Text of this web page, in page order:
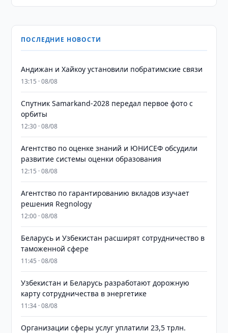
ПОСЛЕДНИЕ НОВОСТИ
Андижан и Хайкоу установили побратимские связи
13:15 · 08/08
Спутник Samarkand-2028 передал первое фото с
орбиты
12:30 · 08/08
Агентство по оценке знаний и ЮНИСЕФ обсудили
развитие системы оценки образования
12:15 · 08/08
Агентство по гарантированию вкладов изучает
решения Regnology
12:00 · 08/08
Беларусь и Узбекистан расширят сотрудничество в
таможенной сфере
11:45 · 08/08
Узбекистан и Беларусь разработают дорожную
карту сотрудничества в энергетике
11:34 · 08/08
Организации сферы услуг уплатили 23,5 трлн.